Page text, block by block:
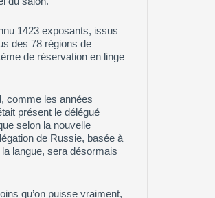
1423 exposants, issus
des 78 régions de
de réservation en linge
comme les années
présent le délégué
selon la nouvelle
de Russie, basée à
langue, sera désormais
qu’on puisse vraiment,